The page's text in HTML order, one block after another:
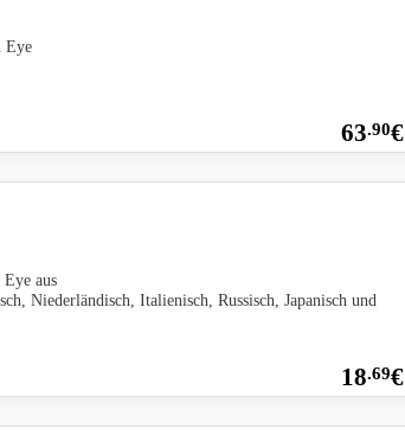
Eye
63.90€
aus
Niederländisch, Italienisch, Russisch, Japanisch und
18.69€